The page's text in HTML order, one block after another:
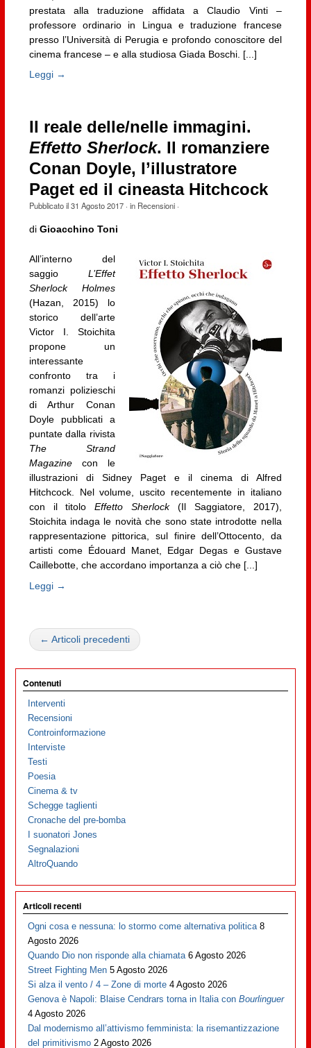
prestata alla traduzione affidata a Claudio Vinti –
professore ordinario in Lingua e traduzione francese
presso l’Università di Perugia e profondo conoscitore del
cinema francese – e alla studiosa Giada Boschi. [...]
Leggi →
Il reale delle/nelle immagini.
Effetto Sherlock. Il romanziere
Conan Doyle, l’illustratore
Paget ed il cineasta Hitchcock
Pubblicato il31 Agosto 2017· in Recensioni·
di Gioacchino Toni
All’interno del
saggioL’Effet
Sherlock Holmes
(Hazan, 2015) lo
storico dell’arte
Victor I. Stoichita
propone un
interessante
confronto tra i
romanzi polizieschi
di Arthur Conan
Doyle pubblicati a
puntate dalla rivista
The Strand
Magazinecon le
illustrazioni di Sidney Paget e il cinema di Alfred
Hitchcock. Nel volume, uscito recentemente in italiano
con il titolo Effetto Sherlock(Il Saggiatore, 2017),
Stoichita indaga le novità che sono state introdotte nella
rappresentazione pittorica, sul finire dell’Ottocento, da
artisti come Édouard Manet, Edgar Degas e Gustave
Caillebotte, che accordano importanza a ciò che [...]
Leggi →
← Articoli precedenti
Contenuti
Interventi
Recensioni
Controinformazione
Interviste
Testi
Poesia
Cinema & tv
Schegge taglienti
Cronache del pre-bomba
I suonatori Jones
Segnalazioni
AltroQuando
Articoli recenti
Ogni cosa e nessuna: lo stormo come alternativa politica 8
Agosto 2026
Quando Dio non risponde alla chiamata 6 Agosto 2026
Street Fighting Men 5 Agosto 2026
Si alza il vento / 4 – Zone di morte 4 Agosto 2026
Genova è Napoli: Blaise Cendrars torna in Italia conBourlinguer
4 Agosto 2026
Dal modernismo all’attivismo femminista: la risemantizzazione
del primitivismo 2 Agosto 2026